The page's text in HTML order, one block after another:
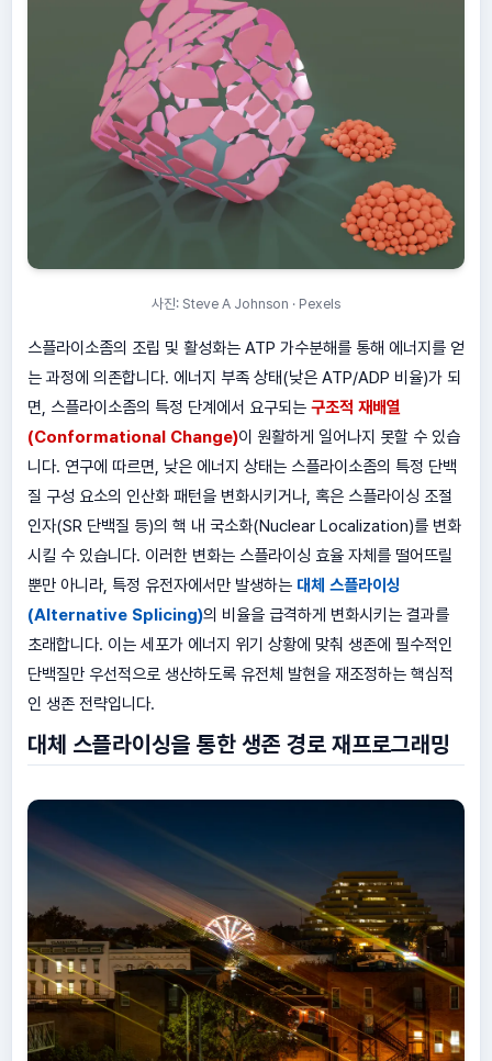
사진: Steve A Johnson · Pexels
스플라이소좀의 조립 및 활성화는 ATP 가수분해를 통해 에너지를 얻
는 과정에 의존합니다. 에너지 부족 상태(낮은 ATP/ADP 비율)가 되
면, 스플라이소좀의 특정 단계에서 요구되는 구조적 재배열
(Conformational Change)이 원활하게 일어나지 못할 수 있습
니다. 연구에 따르면, 낮은 에너지 상태는 스플라이소좀의 특정 단백
질 구성 요소의 인산화 패턴을 변화시키거나, 혹은 스플라이싱 조절
인자(SR 단백질 등)의 핵 내 국소화(Nuclear Localization)를 변화
시킬 수 있습니다. 이러한 변화는 스플라이싱 효율 자체를 떨어뜨릴
뿐만 아니라, 특정 유전자에서만 발생하는 대체 스플라이싱
(Alternative Splicing)의 비율을 급격하게 변화시키는 결과를
초래합니다. 이는 세포가 에너지 위기 상황에 맞춰 생존에 필수적인
단백질만 우선적으로 생산하도록 유전체 발현을 재조정하는 핵심적
인 생존 전략입니다.
대체 스플라이싱을 통한 생존 경로 재프로그래밍